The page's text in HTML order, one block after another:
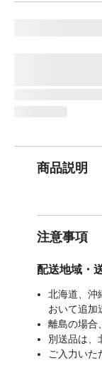
商品説明
注意事項
配送地域・
北海道、沖
おいて追加
離島の場合
別送品は、
ご入力いた